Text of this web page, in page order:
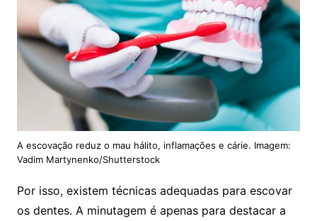
A escovação reduz o mau hálito, inflamações e cárie. Imagem:
Vadim Martynenko/Shutterstock
Por isso, existem técnicas adequadas para escovar
os dentes. A minutagem é apenas para destacar a